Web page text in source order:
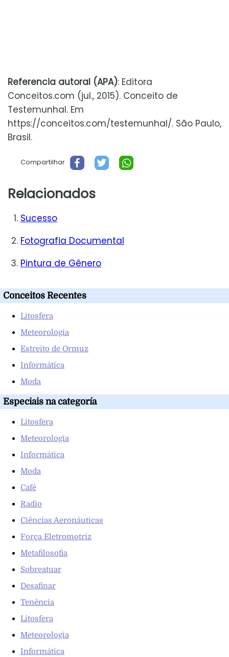
Referencia autoral (APA): Editora
Conceitos.com (jul., 2015). Conceito de
Testemunhal. Em
https://conceitos.com/testemunhal/. São Paulo,
Brasil.
Compartilhar
Relacionados
Sucesso
Fotografia Documental
Pintura de Gênero
Conceitos Recentes
Litosfera
Meteorologia
Estreito de Ormuz
Informática
Moda
Especiais na categoría
Litosfera
Meteorologia
Informática
Moda
Café
Radio
Ciências Aeronáuticas
Força Eletromotriz
Metafilosofia
Sobreatuar
Desafinar
Tenência
Litosfera
Meteorologia
Informática